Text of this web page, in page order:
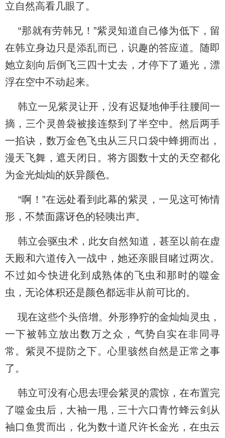
立自然高看几眼了。
“那就有劳韩兄！”紫灵知道自己修为低下，留
在韩立身边只是添乱而已，识趣的答应道。随即
她立刻向后倒飞三四十丈去，才停下了遁光，漂
浮在空中不动起来。
韩立一见紫灵让开，没有迟疑地伸手往腰间一
摘，三个灵兽袋被接连祭到了半空中。然后两手
一掐诀，数万金色飞虫从三只口袋中蜂拥而出，
漫天飞舞，遮天闭日。将方圆数十丈的天空都化
为金光灿灿的妖异颜色。
“啊！”在远处看到此幕的紫灵，一见这可怖情
形，不禁面露讶色的轻咦出声。
韩立会驱虫术，此女自然知道，甚至以前在虚
天殿和六道传入一战中，她还亲眼目睹过两次。
不过如今快进化到成熟体的飞虫和那时的噬金
虫，无论体积还是颜色都远非从前可比的。
现在这些个头倍增。外形狰狞的金灿灿灵虫，
一下被韩立放出数万之众，气势自实在非同寻
常。紫灵不提防之下。心里骇然自然是正常之事
了。
韩立可没有心思去理会紫灵的震惊，在布置完
了噬金虫后，大袖一甩，三十六口青竹蜂云剑从
袖口鱼贯而出，化为数十道尺许长金光，在虫云